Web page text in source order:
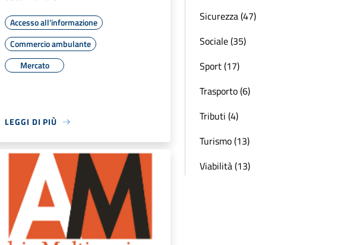
Accesso all'informazione
Commercio ambulante
Mercato
LEGGI DI PIÙ
Sicurezza (47)
Sociale (35)
Sport (17)
Trasporto (6)
Tributi (4)
Turismo (13)
Viabilità (13)